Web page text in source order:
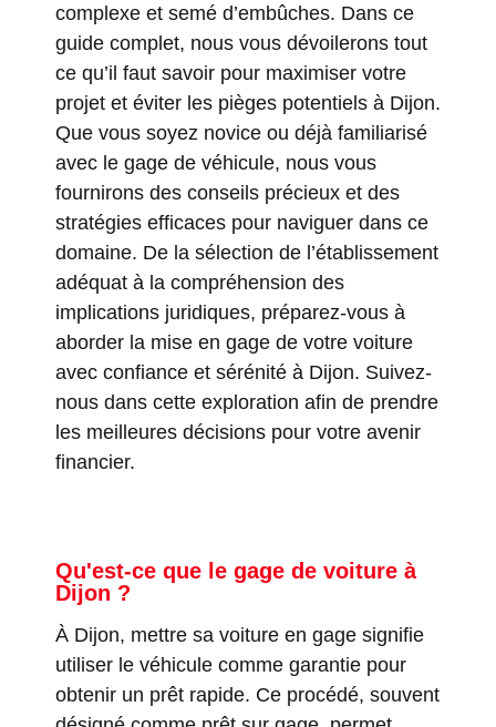
complexe et semé d’embûches. Dans ce
guide complet, nous vous dévoilerons tout
ce qu’il faut savoir pour maximiser votre
projet et éviter les pièges potentiels à Dijon.
Que vous soyez novice ou déjà familiarisé
avec le gage de véhicule, nous vous
fournirons des conseils précieux et des
stratégies efficaces pour naviguer dans ce
domaine. De la sélection de l’établissement
adéquat à la compréhension des
implications juridiques, préparez-vous à
aborder la mise en gage de votre voiture
avec confiance et sérénité à Dijon. Suivez-
nous dans cette exploration afin de prendre
les meilleures décisions pour votre avenir
financier.
Qu'est-ce que le gage de voiture à
Dijon ?
À Dijon, mettre sa voiture en gage signifie
utiliser le véhicule comme garantie pour
obtenir un prêt rapide. Ce procédé, souvent